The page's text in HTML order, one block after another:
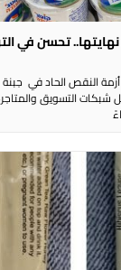
تحسن في
النقص الحاد في جبنة
التسويق والمتاجر،